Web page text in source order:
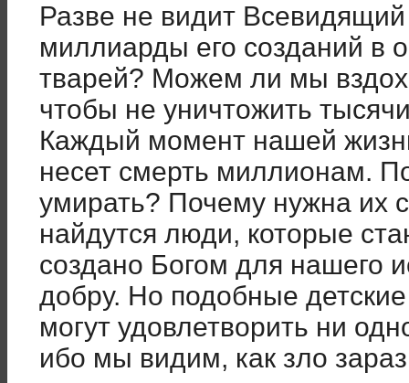
Разве не видит Всевидящий
миллиарды его созданий в
тварей? Можем ли мы
чтобы не уничтожить
Каждый момент нашей
несет смерть миллионам.
умирать? Почему нужна их
найдутся люди, которые
создано Богом для нашего
добру. Но подобные
могут удовлетворить ни
ибо мы видим, как зло